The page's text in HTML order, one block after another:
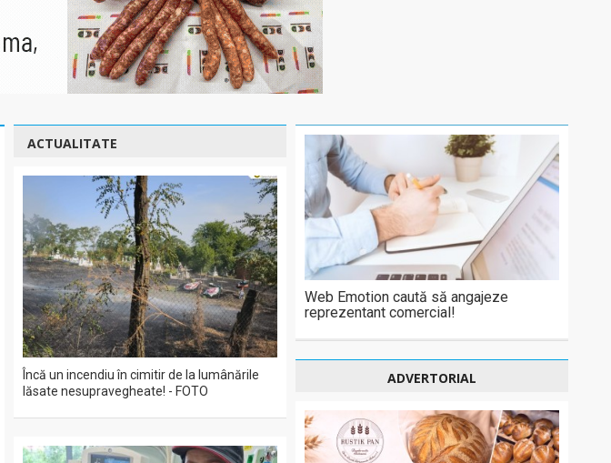
ACTUALITATE
Încă un incendiu în cimitir de la lumânările
lăsate nesupravegheate! - FOTO
Web Emotion caută să angajeze
reprezentant comercial!
ADVERTORIAL